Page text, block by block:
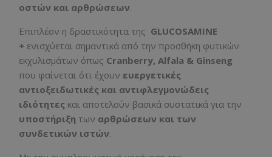
οστών και αρθρώσεων.
Επιπλέον η δραστικότητα της GLUCOSAMINE
+ ενισχύεται σημαντικά από την προσθήκη φυτικών
εκχυλισμάτων όπως Cranberry, Alfala & Ginseng
που φαίνεται ότι έχουν ευεργετικές
αντιοξειδωτικές και αντιφλεγμονώδεις
ιδιότητες και αποτελούν βασικά συστατικά για την
υποστήριξη των αρθρώσεων και των
συνδετικών ιστών.